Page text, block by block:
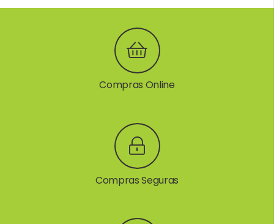
Compras Online
Compras Seguras